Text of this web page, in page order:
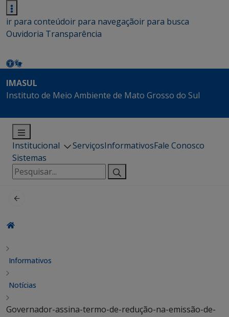
ir para conteúdoir para navegaçãoir para busca
Ouvidoria Transparência
IMASUL
Instituto de Meio Ambiente de Mato Grosso do Sul
Institucional ServiçosInformativosFale Conosco
Sistemas
Pesquisar
por:
Informativos
Notícias
Governador-assina-termo-de-redução-na-emissão-de-